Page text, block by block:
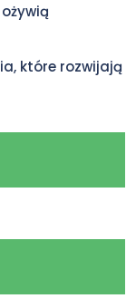
które rozwijają